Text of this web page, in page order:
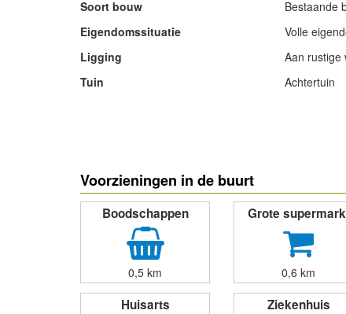
Soort bouw
Bestaande
Eigendomssituatie
Volle
Ligging
Aan rustige
Tuin
Achtertuin
Voorzieningen in de buurt
Boodschappen
0,5 km
Grote
0,6 km
Huisarts Ziekenhuis